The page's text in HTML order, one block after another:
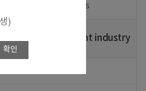
products and services
Biomedical equipment industry
)
확인